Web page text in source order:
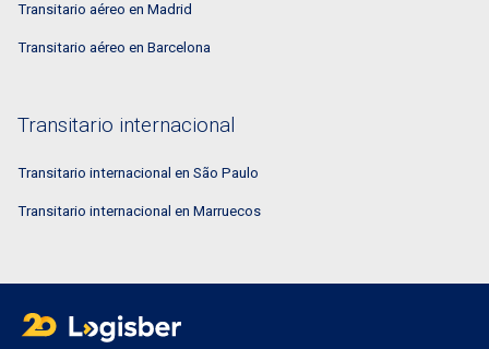
Transitario aéreo en Madrid
Transitario aéreo en Barcelona
Transitario internacional
Transitario internacional en São Paulo
Transitario internacional en Marruecos